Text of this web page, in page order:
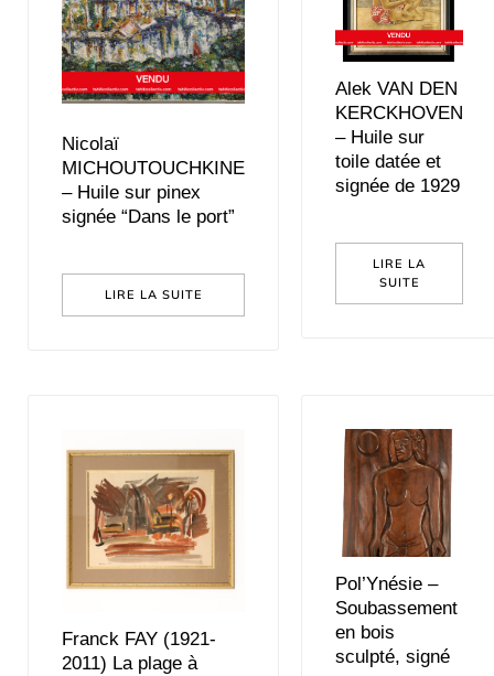
Nicolaï
MICHOUTOUCHKINE
– Huile sur pinex
signée “Dans le port”
LIRE LA SUITE
Alek VAN DEN
KERCKHOVEN
– Huile sur
toile datée et
signée de 1929
LIRE LA
SUITE
Franck FAY (1921-
2011) La plage à
Pol’Ynésie –
Soubassement
en bois
sculpté, signé